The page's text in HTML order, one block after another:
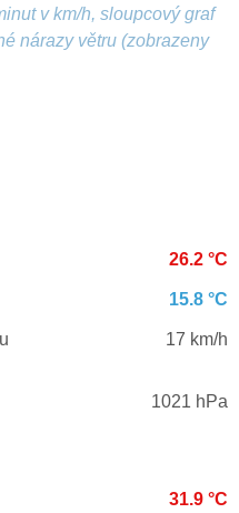
v km/h, sloupcový graf
nárazy větru (zobrazeny
26.2 °C
15.8 °C
17 km/h
1021 hPa
31.9 °C